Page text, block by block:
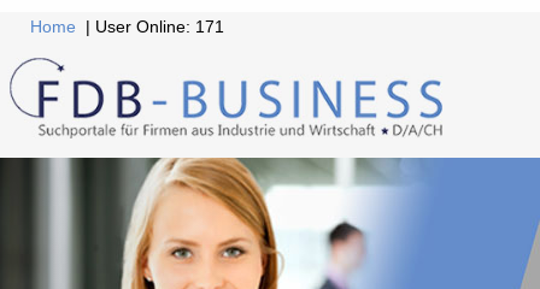
Home | User Online: 171